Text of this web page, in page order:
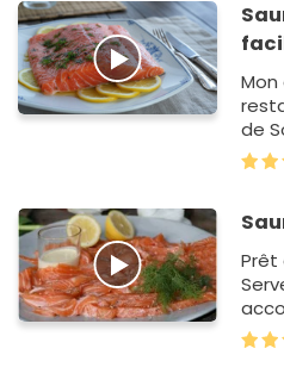
Mon
de
de
Prêt